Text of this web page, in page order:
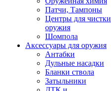
Патчи, Тампоны
Центры для чистки
оружия
Шомпола
Аксессуары для оружия
Антабки
Дульные насадки
Бланки ствола
Затыльники